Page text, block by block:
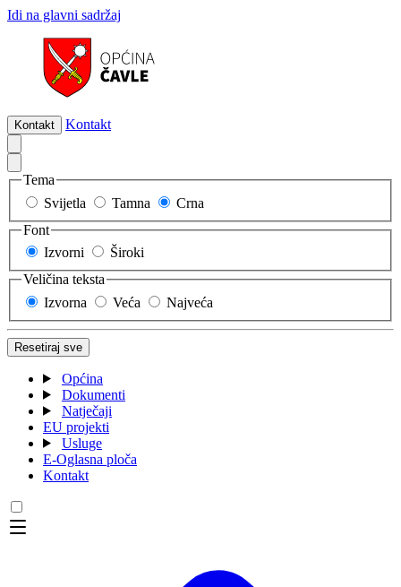
Idi na glavni sadržaj
Kontakt Kontakt
Tema
Svijetla
Tamna
Crna
Font
Izvorni
Široki
Veličina teksta
Izvorna
Veća Najveća
Resetiraj sve
Općina
Dokumenti
Natječaji
EU projekti
Usluge
E-Oglasna ploča
Kontakt